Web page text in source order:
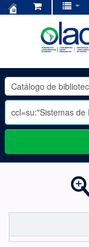
OLADE
-